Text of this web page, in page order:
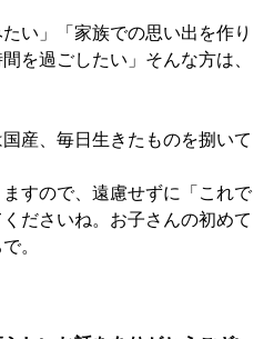
い」「家族での思い出を作り
を過ごしたい」そんな方は、
産、毎日生きたものを捌いて
すので、遠慮せずに「これで
ださいね。お子さんの初めて
。